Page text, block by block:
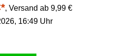
, Versand ab 9,99 €
16:49 Uhr